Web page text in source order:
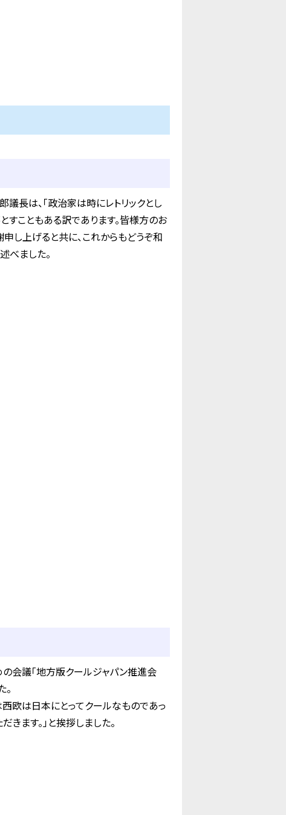
長は、「政治家は時にレトリックとし
すこともある訳であります。皆様方のお
し上げると共に、これからもどうぞ和
べました。
会議「地方版クールジャパン推進会
欧は日本にとってクールなものであっ
ます。」と挨拶しました。